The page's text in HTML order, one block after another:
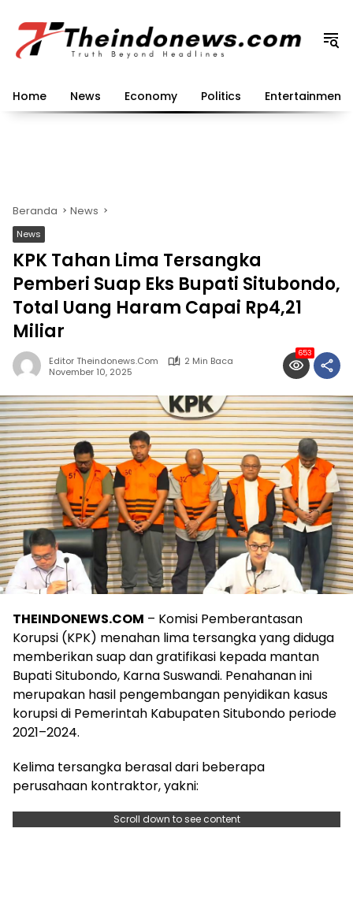
konten
Home News Economy Politics Entertainment
Beranda News
News
KPK Tahan Lima Tersangka
Pemberi Suap Eks Bupati Situbondo,
Total Uang Haram Capai Rp4,21
Miliar
Editor Theindonews.com
2 Min Baca
November 10, 2025
653
THEINDONEWS.COM – Komisi Pemberantasan
Korupsi (KPK) menahan lima tersangka yang diduga
memberikan suap dan gratifikasi kepada mantan
Bupati Situbondo, Karna Suswandi. Penahanan ini
merupakan hasil pengembangan penyidikan kasus
korupsi di Pemerintah Kabupaten Situbondo periode
2021–2024.
Kelima tersangka berasal dari beberapa
perusahaan kontraktor, yakni:
Scroll down to see content